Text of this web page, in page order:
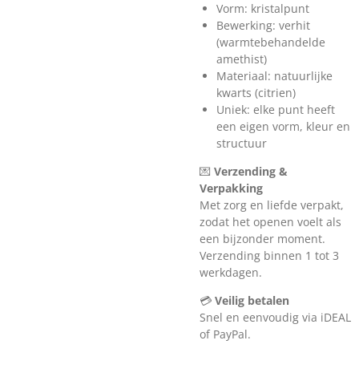
Vorm: kristalpunt
Bewerking: verhit
(warmtebehandelde
amethist)
Materiaal: natuurlijke
kwarts (citrien)
Uniek: elke punt heeft
een eigen vorm, kleur en
structuur
💌 Verzending &
Verpakking
Met zorg en liefde verpakt,
zodat het openen voelt als
een bijzonder moment.
Verzending binnen 1 tot 3
werkdagen.
💳 Veilig betalen
Snel en eenvoudig via iDEAL
of PayPal.